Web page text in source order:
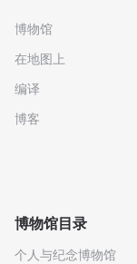
博物馆
在地图上
编译
博客
博物馆目录
个人与纪念博物馆